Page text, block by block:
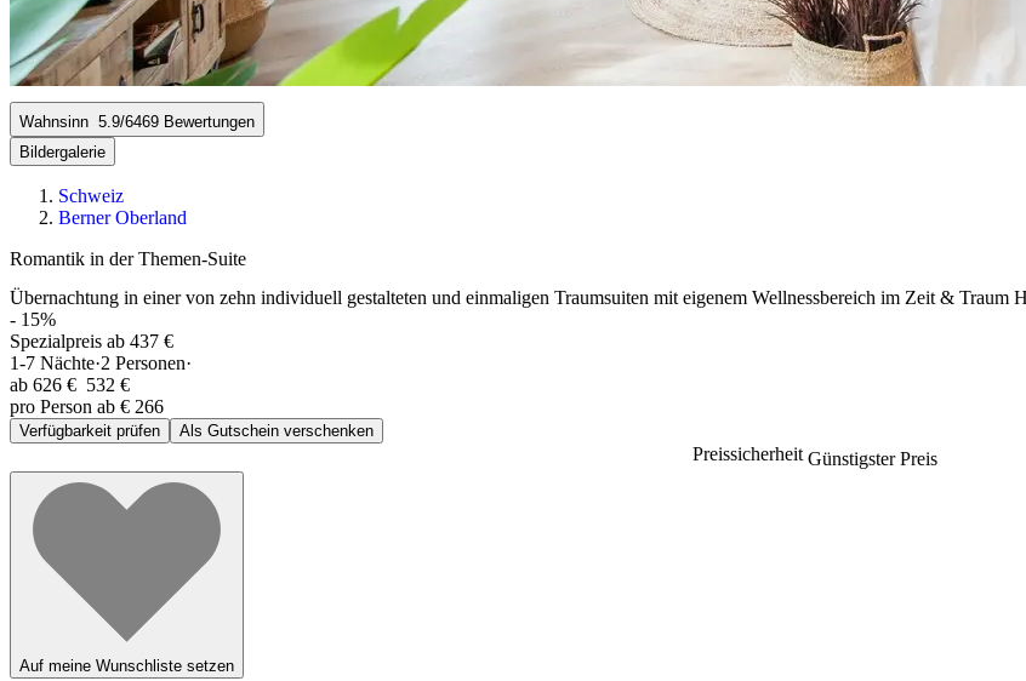
Wahnsinn 5.9/6469 Bewertungen
Bildergalerie
Schweiz
Berner Oberland
Romantik in der Themen-Suite
Übernachtung in einer von zehn individuell gestalteten und einmaligen Traumsuiten mit eigenem Wellnessbereich im Zeit & Traum
- 15%
Spezialpreis ab 437 €
1-7 Nächte·2 Personen·
ab 626 € 532 €
pro Person ab € 266
Verfügbarkeit prüfen Als Gutschein verschenken
Preissicherheit Günstigster Preis
Auf meine Wunschliste setzen